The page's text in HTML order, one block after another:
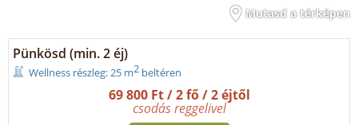
Mutasd a térképen
Pünkösd (min. 2 éj)
Wellness részleg: 25 m2 beltéren
69 800 Ft / 2 fő / 2 éjtől
csodás reggelivel